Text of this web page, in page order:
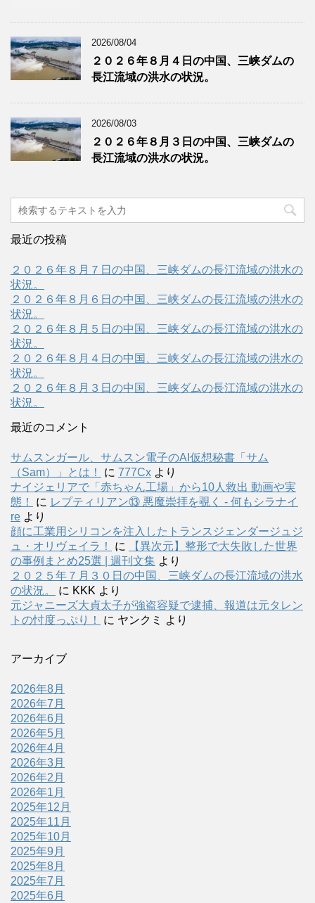
2026/08/04
２０２６年８月４日の中国、三峡ダムの
長江流域の洪水の状況。
2026/08/03
２０２６年８月３日の中国、三峡ダムの
長江流域の洪水の状況。
最近の投稿
２０２６年８月７日の中国、三峡ダムの長江流域の洪水の
状況。
２０２６年８月６日の中国、三峡ダムの長江流域の洪水の
状況。
２０２６年８月５日の中国、三峡ダムの長江流域の洪水の
状況。
２０２６年８月４日の中国、三峡ダムの長江流域の洪水の
状況。
２０２６年８月３日の中国、三峡ダムの長江流域の洪水の
状況。
最近のコメント
サムスンガール、サムスン電子のAI仮想秘書「サム
（Sam）」とは！
に 777Cx より
ナイジェリアで「赤ちゃん工場」から10人救出 動画や実
態！
に レプティリアン⑬ 悪魔崇拝を覗く - 何もシラナイ
re より
顔に工業用シリコンを注入したトランスジェンダージュジ
ュ・オリヴェイラ！
に
【異次元】整形で大失敗した世界
の事例まとめ25選 | 週刊文集 より
２０２５年７月３０日の中国、三峡ダムの長江流域の洪水
の状況。
に KKK より
元ジャニーズ大貞太子が強盗容疑で逮捕、報道は元タレン
トの忖度っぷり！
に ヤンクミ より
アーカイブ
2026年8月
2026年7月
2026年6月
2026年5月
2026年4月
2026年3月
2026年2月
2026年1月
2025年12月
2025年11月
2025年10月
2025年9月
2025年8月
2025年7月
2025年6月